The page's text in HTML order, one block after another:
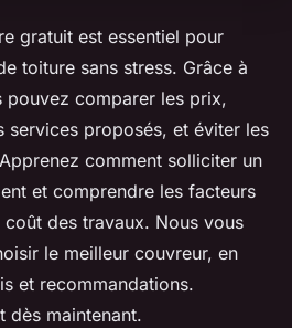
gratuit est essentiel pour
toiture sans stress. Grâce à
pouvez comparer les prix,
services proposés, et éviter les
comment solliciter un
et comprendre les facteurs
des travaux. Nous vous
le meilleur couvreur, en
et recommandations.
dès maintenant.